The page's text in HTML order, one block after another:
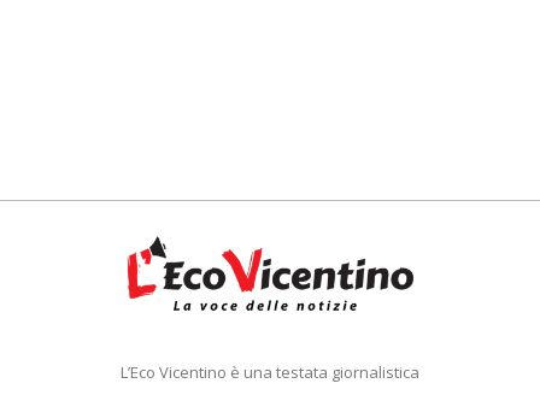
L’Eco Vicentino è una testata giornalistica